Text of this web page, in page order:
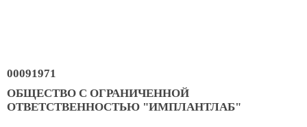
00091971
ОБЩЕСТВО С ОГРАНИЧЕННОЙ
ОТВЕТСТВЕННОСТЬЮ "ИМПЛАНТЛАБ"